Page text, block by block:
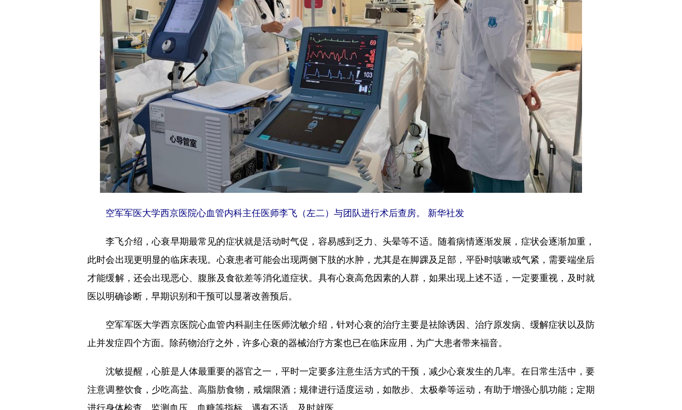
空军军医大学西京医院心血管内科主任医师李飞（左二）与团队进行术后查房。 新华社发
李飞介绍，心衰早期最常见的症状就是活动时气促，容易感到乏力、头晕等不适。随着病情逐渐发展，症状会逐渐加重，
此时会出现更明显的临床表现。心衰患者可能会出现两侧下肢的水肿，尤其是在脚踝及足部，平卧时咳嗽或气紧，需要端坐后
才能缓解，还会出现恶心、腹胀及食欲差等消化道症状。具有心衰高危因素的人群，如果出现上述不适，一定要重视，及时就
医以明确诊断，早期识别和干预可以显著改善预后。
空军军医大学西京医院心血管内科副主任医师沈敏介绍，针对心衰的治疗主要是祛除诱因、治疗原发病、缓解症状以及防
止并发症四个方面。除药物治疗之外，许多心衰的器械治疗方案也已在临床应用，为广大患者带来福音。
沈敏提醒，心脏是人体最重要的器官之一，平时一定要多注意生活方式的干预，减少心衰发生的几率。在日常生活中，要
注意调整饮食，少吃高盐、高脂肪食物，戒烟限酒；规律进行适度运动，如散步、太极拳等运动，有助于增强心肌功能；定期
进行身体检查，监测血压、血糖等指标，遇有不适，及时就医。